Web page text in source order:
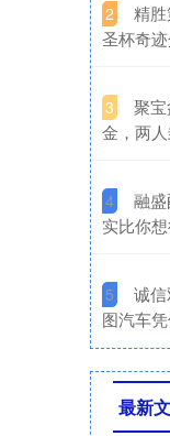
2
精
圣杯奇
3
聚
金，两人
4
融
实比你想
5
诚
图汽车
最新